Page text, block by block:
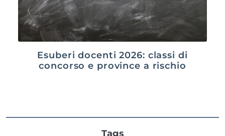
Esuberi docenti 2026: classi di
concorso e province a rischio
Tags